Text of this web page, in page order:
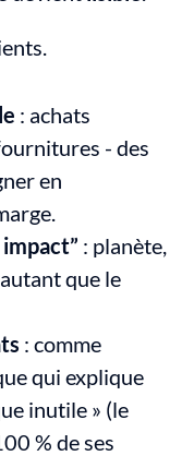
: achats
- des
en
: planète,
que le
: comme
qui explique
inutile » (le
% de ses